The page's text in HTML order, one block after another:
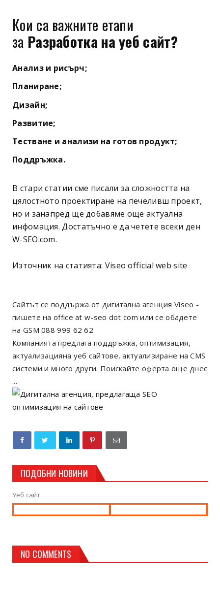
Кои са важните етапи
за Разработка на уеб сайт?
Анализ и рисърч;
Планиране;
Дизайн;
Развитие;
Тестване и анализи на готов продукт;
Поддръжка.
В стари статии сме писали за сложността на
цялостното проектиране на печеливш проект,
но и занапред ще добавяме още актуална
инфомация. Достатъчно е да четете всеки ден
W-SEO.com.
Източник на статията: Viseo official web site
Сайтът се поддържа от дигитална агенция Viseo -
пишете на office at w-seo dot com или се обадете
на GSM 088 999 62 62
Компанията предлага поддръжка, оптимизация,
актуализацияна уеб сайтове, актуализиране на CMS
системи и много други. Поискайте оферта още днес
...
ПОДОБНИ НОВИНИ
Уеб сайт
NO COMMENTS